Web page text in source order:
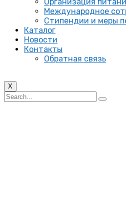
Международное
Стипендии и меры
Каталог
Новости
Контакты
Обратная связь
X